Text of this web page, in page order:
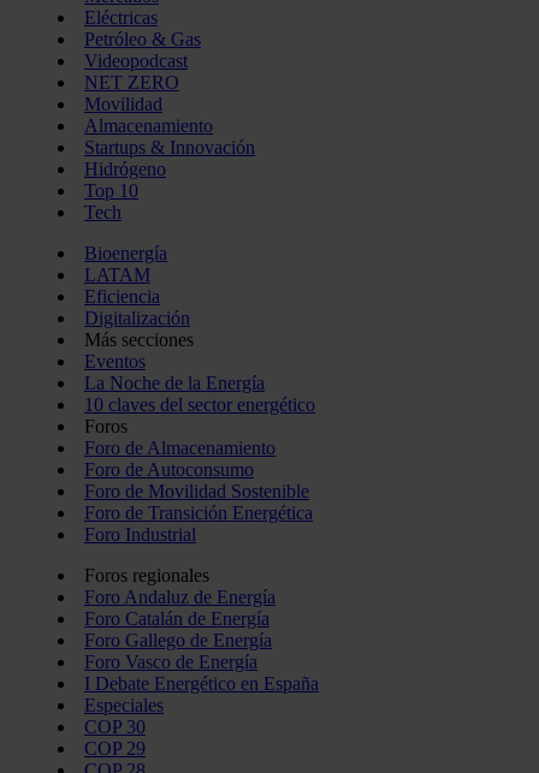
Eléctricas
Petróleo & Gas
Videopodcast
NET ZERO
Movilidad
Almacenamiento
Startups & Innovación
Hidrógeno
Top 10
Tech
Bioenergía
LATAM
Eficiencia
Digitalización
Más secciones
Eventos
La Noche de la Energía
10 claves del sector energético
Foros
Foro de Almacenamiento
Foro de Autoconsumo
Foro de Movilidad Sostenible
Foro de Transición Energética
Foro Industrial
Foros regionales
Foro Andaluz de Energía
Foro Catalán de Energía
Foro Gallego de Energía
Foro Vasco de Energía
I Debate Energético en España
Especiales
COP 30
COP 29